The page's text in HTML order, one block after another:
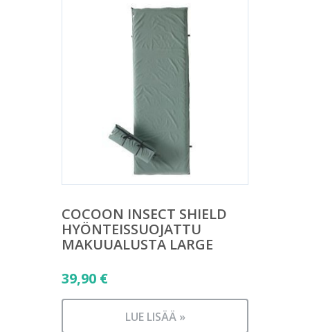
COCOON INSECT SHIELD
HYÖNTEISSUOJATTU
MAKUUALUSTA LARGE
39,90 €
LUE LISÄÄ »